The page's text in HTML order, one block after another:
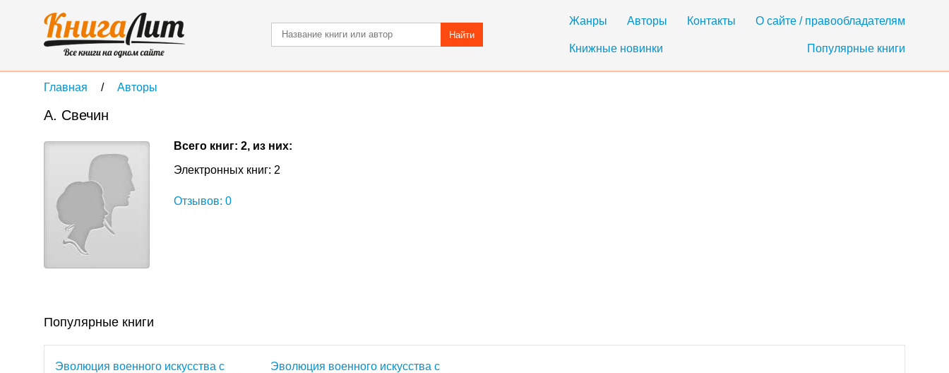
Жанры Авторы Контакты О сайте / правообладателям
Книжные новинки Популярные книги
Найти
Главная Авторы
А. Свечин
Всего книг: 2, из них:
Электронных книг: 2
Отзывов: 0
Популярные книги
Эволюция военного искусства с
Эволюция военного искусства с